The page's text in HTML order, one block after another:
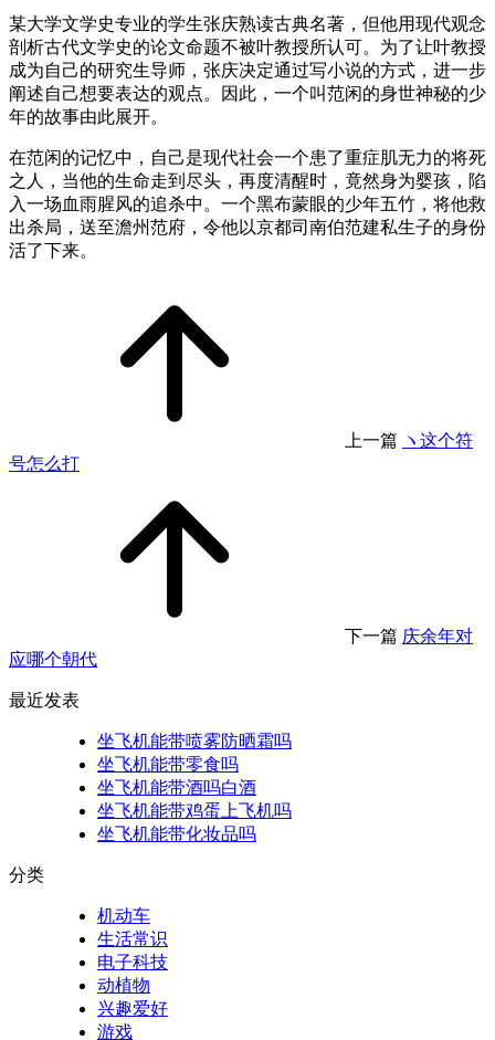
某大学文学史专业的学生张庆熟读古典名著，但他用现代观念
剖析古代文学史的论文命题不被叶教授所认可。为了让叶教授
成为自己的研究生导师，张庆决定通过写小说的方式，进一步
阐述自己想要表达的观点。因此，一个叫范闲的身世神秘的少
年的故事由此展开。
在范闲的记忆中，自己是现代社会一个患了重症肌无力的将死
之人，当他的生命走到尽头，再度清醒时，竟然身为婴孩，陷
入一场血雨腥风的追杀中。一个黑布蒙眼的少年五竹，将他救
出杀局，送至澹州范府，令他以京都司南伯范建私生子的身份
活了下来。
上一篇 ヽ这个符
号怎么打
下一篇 庆余年对
应哪个朝代
最近发表
坐飞机能带喷雾防晒霜吗
坐飞机能带零食吗
坐飞机能带酒吗白酒
坐飞机能带鸡蛋上飞机吗
坐飞机能带化妆品吗
分类
机动车
生活常识
电子科技
动植物
兴趣爱好
游戏